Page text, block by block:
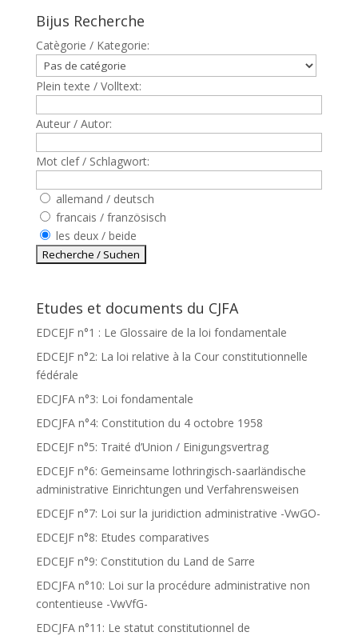
Bijus Recherche
Catègorie / Kategorie:
Plein texte / Volltext:
Auteur / Autor:
Mot clef / Schlagwort:
allemand / deutsch
francais / französisch
les deux / beide
Etudes et documents du CJFA
EDCEJF n°1 : Le Glossaire de la loi fondamentale
EDCEJF n°2: La loi relative à la Cour constitutionnelle
fédérale
EDCJFA n°3: Loi fondamentale
EDCJFA n°4: Constitution du 4 octobre 1958
EDCEJF n°5: Traité d’Union / Einigungsvertrag
EDCEJF n°6: Gemeinsame lothringisch-saarländische
administrative Einrichtungen und Verfahrensweisen
EDCEJF n°7: Loi sur la juridiction administrative -VwGO-
EDCEJF n°8: Etudes comparatives
EDCEJF n°9: Constitution du Land de Sarre
EDCJFA n°10: Loi sur la procédure administrative non
contentieuse -VwVfG-
EDCJFA n°11: Le statut constitutionnel de